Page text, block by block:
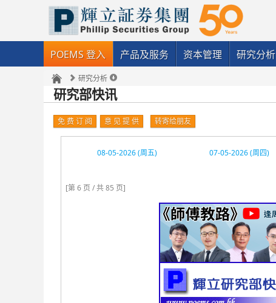
POEMS 登入 产品及服务 资本管理 研究分析
研究分析
研究部快讯
免 费 订 阅 意 见 提 供 转寄给朋友
08-05-2026 (周五) 07-05-2026 (周四)
[第 6 页 / 共 85 页]